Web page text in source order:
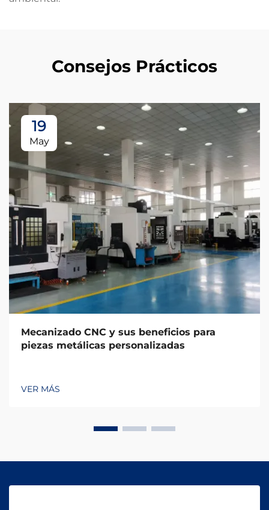
Consejos Prácticos
19
May
Mecanizado CNC y sus beneficios para
piezas metálicas personalizadas
VER MÁS